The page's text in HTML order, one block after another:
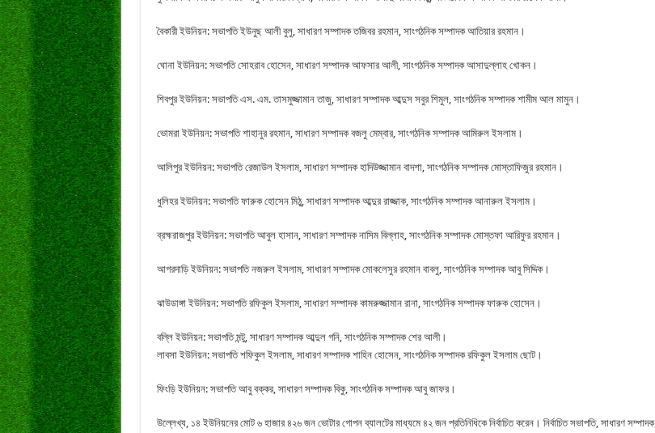
বৈকারী ইউনিয়ন: সভাপতি ইউনুছ আলী বুলু, সাধারণ সম্পাদক তজিবর রহমান, সাংগঠনিক সম্পাদক আতিয়ার রহমান।
ঘোনা ইউনিয়ন: সভাপতি সোহরাব হোসেন, সাধারণ সম্পাদক আফসার আলী, সাংগঠনিক সম্পাদক আসাদুল্লাহ খোকন।
শিবপুর ইউনিয়ন: সভাপতি এস. এম. তাসমুজ্জামান তাজু, সাধারণ সম্পাদক আব্দুস সবুর শিমুল, সাংগঠনিক সম্পাদক শামীম আল মামুন।
ভোমরা ইউনিয়ন: সভাপতি শাহানুর রহমান, সাধারণ সম্পাদক বজলু মেম্বার, সাংগঠনিক সম্পাদক আমিরুল ইসলাম।
আলিপুর ইউনিয়ন: সভাপতি রেজাউল ইসলাম, সাধারণ সম্পাদক হাদিউজ্জামান বাদশা, সাংগঠনিক সম্পাদক মোস্তাফিজুর রহমান।
ধুলিহর ইউনিয়ন: সভাপতি ফারুক হোসেন মিঠু, সাধারণ সম্পাদক আব্দুর রাজ্জাক, সাংগঠনিক সম্পাদক আনারুল ইসলাম।
ব্রহ্মরাজপুর ইউনিয়ন: সভাপতি আবুল হাসান, সাধারণ সম্পাদক নাসিম বিল্লাহ, সাংগঠনিক সম্পাদক মোস্তফা আরিফুর রহমান।
আগরদাড়ি ইউনিয়ন: সভাপতি নজরুল ইসলাম, সাধারণ সম্পাদক মোকলেসুর রহমান বাবলু, সাংগঠনিক সম্পাদক আবু সিদ্দিক।
ঝাউডাঙ্গা ইউনিয়ন: সভাপতি রফিকুল ইসলাম, সাধারণ সম্পাদক কামরুজ্জামান রানা, সাংগঠনিক সম্পাদক ফারুক হোসেন।
বল্লি ইউনিয়ন: সভাপতি মন্টু, সাধারণ সম্পাদক আব্দুল গনি, সাংগঠনিক সম্পাদক শের আলী।
লাবসা ইউনিয়ন: সভাপতি শফিকুল ইসলাম, সাধারণ সম্পাদক শাহিন হোসেন, সাংগঠনিক সম্পাদক রফিকুল ইসলাম ছোট।
ফিংড়ি ইউনিয়ন: সভাপতি আবু বক্কর, সাধারণ সম্পাদক বিকু, সাংগঠনিক সম্পাদক আবু জাফর।
উল্লেখ্য, ১৪ ইউনিয়নের মোট ৬ হাজার ৪২৬ জন ভোটার গোপন ব্যালটের মাধ্যমে ৪২ জন প্রতিনিধিকে নির্বাচিত করেন। নির্বাচিত সভাপতি, সাধারণ সম্পাদক